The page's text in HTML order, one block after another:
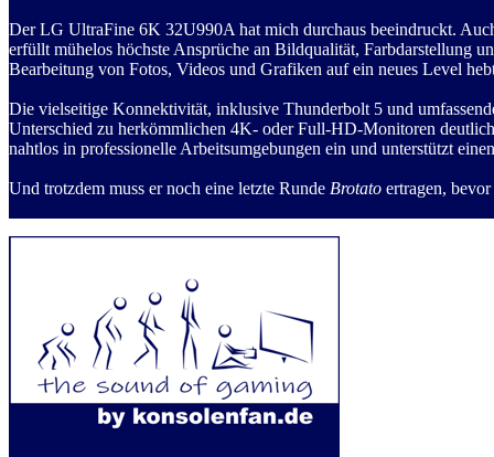
Der LG UltraFine 6K 32U990A hat mich durchaus beeindruckt.
erfüllt mühelos höchste Ansprüche an Bildqualität, Farbdarstellung
Bearbeitung von Fotos, Videos und Grafiken auf ein neues Level
Die vielseitige Konnektivität, inklusive Thunderbolt 5 und
Unterschied zu herkömmlichen 4K- oder Full-HD-Monitoren
nahtlos in professionelle Arbeitsumgebungen ein und unterstützt
Und trotzdem muss er noch eine letzte Runde Brotato ertragen,